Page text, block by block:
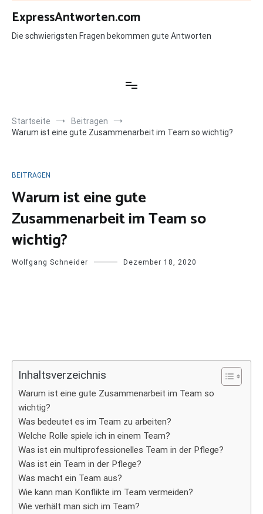
Zum
Inhalt
springen
ExpressAntworten.com
Die schwierigsten Fragen bekommen gute Antworten
Startseite
Beitragen
Warum ist eine gute Zusammenarbeit im Team so wichtig?
BEITRAGEN
Warum ist eine gute
Zusammenarbeit im Team so
wichtig?
Wolfgang Schneider Dezember 18, 2020
Inhaltsverzeichnis
Warum ist eine gute Zusammenarbeit im Team so
wichtig?
Was bedeutet es im Team zu arbeiten?
Welche Rolle spiele ich in einem Team?
Was ist ein multiprofessionelles Team in der Pflege?
Was ist ein Team in der Pflege?
Was macht ein Team aus?
Wie kann man Konflikte im Team vermeiden?
Wie verhält man sich im Team?